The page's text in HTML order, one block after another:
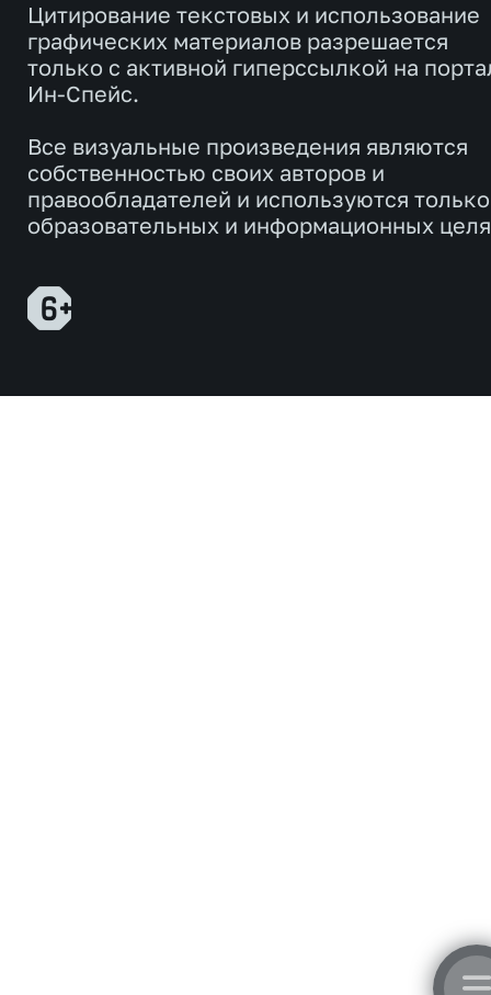
Цитирование текстовых и использование
графических материалов разрешается
только с активной гиперссылкой на
Ин-Спейс.
Все визуальные произведения являются
собственностью своих авторов и
правообладателей и используются
образовательных и информационных